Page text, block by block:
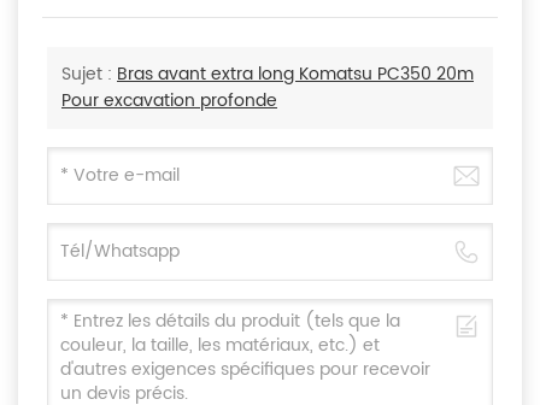
Sujet : Bras avant extra long Komatsu PC350 20m
Pour excavation profonde